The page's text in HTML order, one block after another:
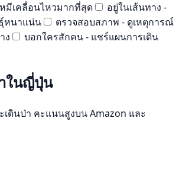
มีเคลื่อนไหวมากที่สุด
อยู่ในเส้นทาง -
หนาแน่น
ตรวจสอบสภาพ - ดูเหตุการณ์
ง
บอกใครสักคน - แชร์แผนการเดิน
ในญี่ปุ่น
ดินป่า คะแนนสูงบน Amazon และ